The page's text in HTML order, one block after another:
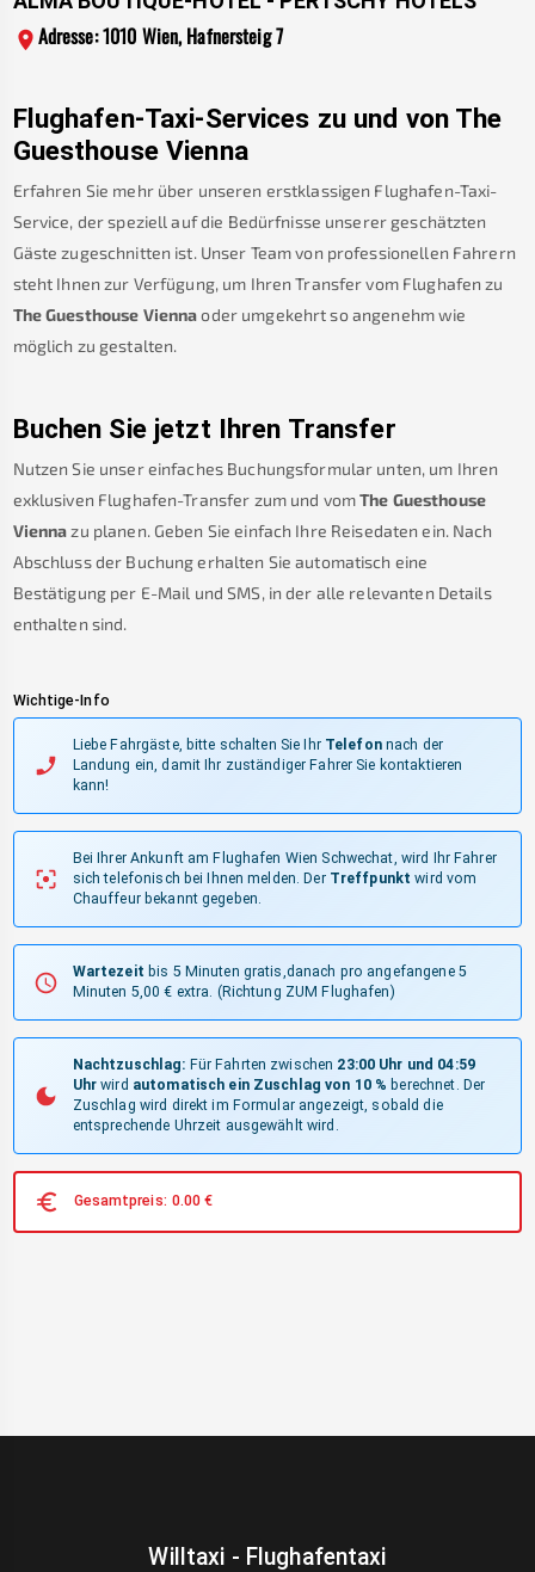
Adresse: 1010 Wien, Hafnersteig 7
Flughafen-Taxi-Services zu und von The
Guesthouse Vienna
Erfahren Sie mehr über unseren erstklassigen Flughafen-Taxi-
Service, der speziell auf die Bedürfnisse unserer geschätzten
Gäste zugeschnitten ist. Unser Team von professionellen Fahrern
steht Ihnen zur Verfügung, um Ihren Transfer vom Flughafen zu
The Guesthouse Vienna oder umgekehrt so angenehm wie
möglich zu gestalten.
Buchen Sie jetzt Ihren Transfer
Nutzen Sie unser einfaches Buchungsformular unten, um Ihren
exklusiven Flughafen-Transfer zum und vomThe Guesthouse
Vienna zu planen. Geben Sie einfach Ihre Reisedaten ein. Nach
Abschluss der Buchung erhalten Sie automatisch eine
Bestätigung per E-Mail und SMS, in der alle relevanten Details
enthalten sind.
Wichtige-Info
Liebe Fahrgäste, bitte schalten Sie Ihr Telefonnach der
Landung ein, damit Ihr zuständiger Fahrer Sie kontaktieren
kann!
Bei Ihrer Ankunft am Flughafen Wien Schwechat, wird Ihr Fahrer
sich telefonisch bei Ihnen melden. Der Treffpunkt wird vom
Chauffeur bekannt gegeben.
Wartezeit bis 5 Minuten gratis,danach pro angefangene 5
Minuten 5,00 € extra. (Richtung ZUM Flughafen)
Nachtzuschlag: Für Fahrten zwischen 23:00 Uhr und 04:59
Uhr wird automatisch ein Zuschlag von 10 % berechnet. Der
Zuschlag wird direkt im Formular angezeigt, sobald die
entsprechende Uhrzeit ausgewählt wird.
Gesamtpreis: 0.00 €
Willtaxi - Flughafentaxi